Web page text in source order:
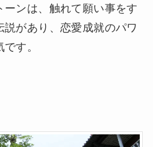
ンは、触れて願い事をす
があり、恋愛成就のパワ
す。